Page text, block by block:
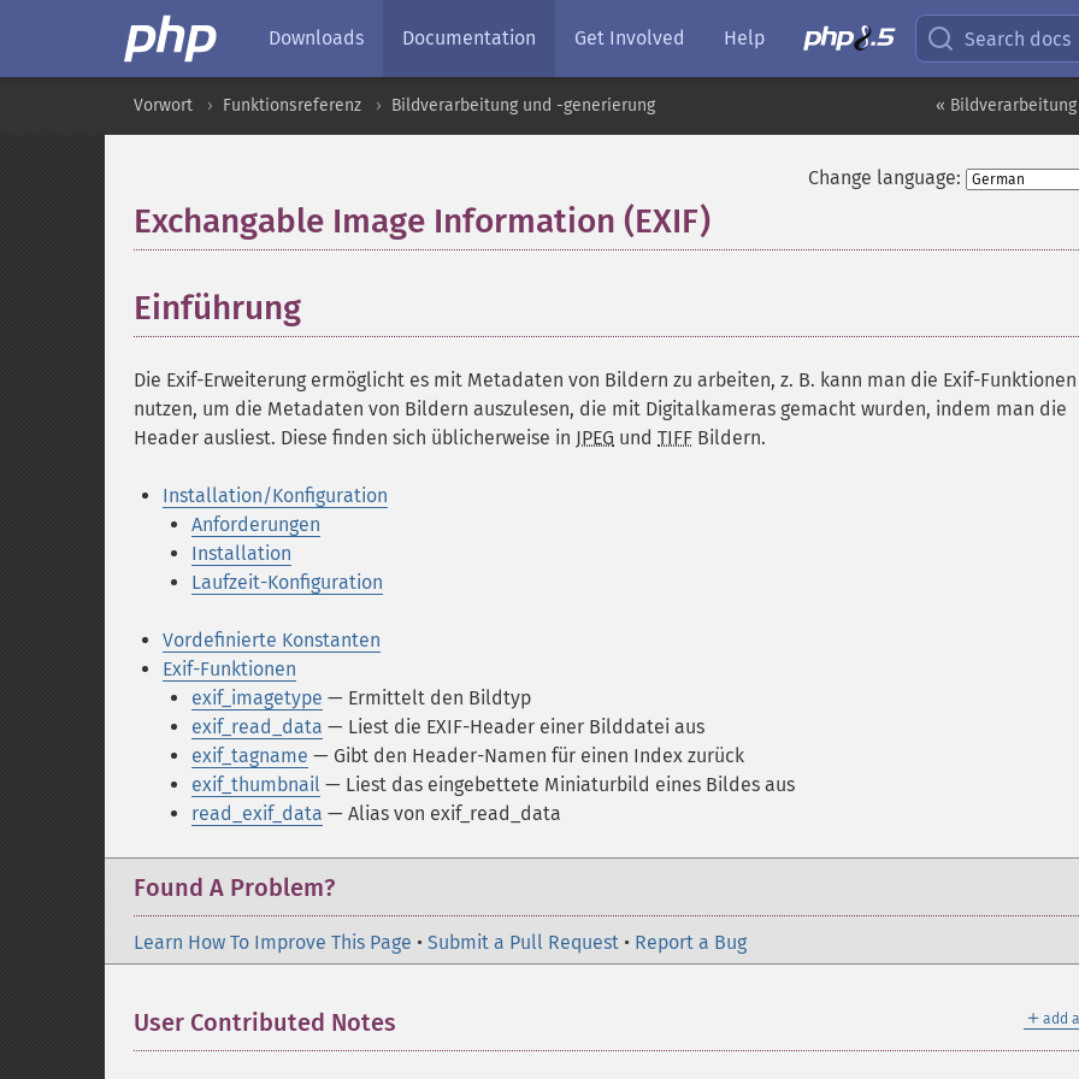
Downloads Documentation Get Involved Help Search docs
«
Vorwort Funktionsreferenz Bildverarbeitung und -generierung
Change language:
Exchangable Image Information (EXIF)
Einführung
Die Exif-Erweiterung ermöglicht es mit Metadaten von Bildern zu arbeiten, z. B. kann man die Exif-Funktionen
nutzen, um die Metadaten von Bildern auszulesen, die mit Digitalkameras gemacht wurden, indem man die
Header ausliest. Diese finden sich üblicherweise in JPEG und TIFF Bildern.
Installation/Konfiguration
Anforderungen
Installation
Laufzeit-Konfiguration
Vordefinierte Konstanten
Exif-Funktionen
exif_imagetype — Ermittelt den Bildtyp
exif_read_data — Liest die EXIF-Header einer Bilddatei aus
exif_tagname — Gibt den Header-Namen für einen Index zurück
exif_thumbnail — Liest das eingebettete Miniaturbild eines Bildes aus
read_exif_data — Alias von exif_read_data
Found A Problem?
Learn How To Improve This Page • Submit a Pull Request • Report a Bug
＋ add
User Contributed Notes